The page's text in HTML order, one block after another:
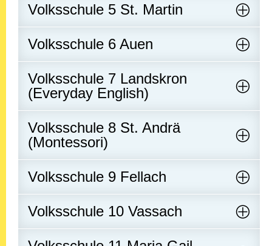
Volksschule 5 St. Martin
Volksschule 6 Auen
Volksschule 7 Landskron
(Everyday English)
Volksschule 8 St. Andrä
(Montessori)
Volksschule 9 Fellach
Volksschule 10 Vassach